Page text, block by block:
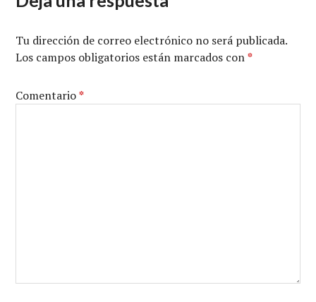
Tu dirección de correo electrónico no será publicada.
Los campos obligatorios están marcados con*
Comentario*